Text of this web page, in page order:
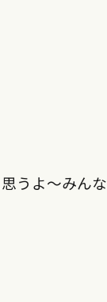
うよ〜みん